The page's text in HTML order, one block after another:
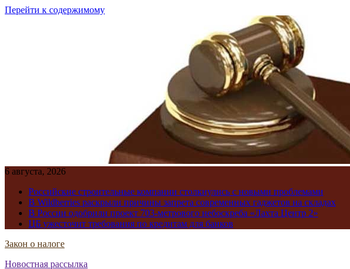
Перейти к содержимому
6 августа, 2026
Российские строительные компании столкнулись с новыми проблемами
В Wildberries раскрыли причины запрета современных гаджетов на складах
В России одобрили проект 703-метрового небоскреба «Лахта Центр 2»
ЦБ ужесточит требования по кредитам для банков
Закон о налоге
Новостная рассылка